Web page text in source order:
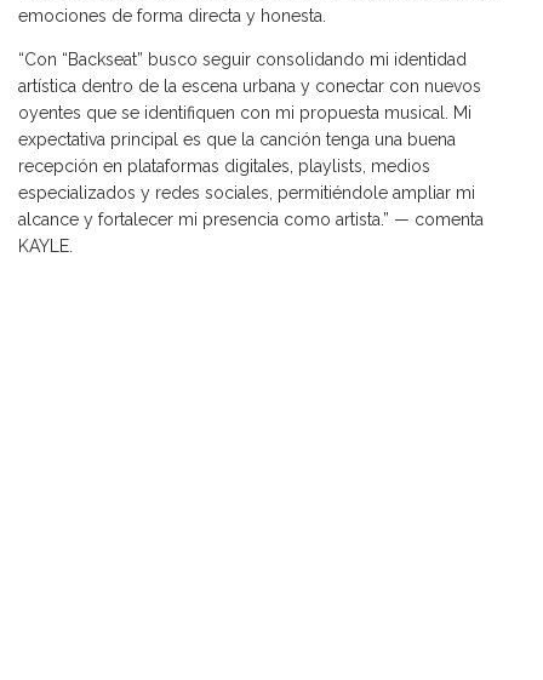
emociones de forma directa y honesta.
“Con “Backseat” busco seguir consolidando mi identidad
artística dentro de la escena urbana y conectar con nuevos
oyentes que se identifiquen con mi propuesta musical. Mi
expectativa principal es que la canción tenga una buena
recepción en plataformas digitales, playlists, medios
especializados y redes sociales, permitiéndole ampliar mi
alcance y fortalecer mi presencia como artista.” — comenta
KAYLE.